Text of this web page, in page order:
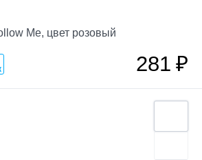
Me, цвет розовый
281₽